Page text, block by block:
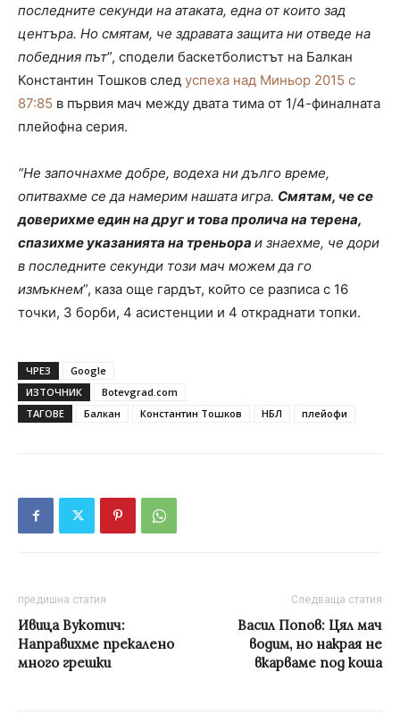
последните секунди на атаката, една от които зад
центъра. Но смятам, че здравата защита ни отведе на
победния път”, сподели баскетболистът на Балкан
Константин Тошков след успеха над Миньор 2015 с
87:85 в първия мач между двата тима от 1/4-финалната
плейофна серия.
“Не започнахме добре, водеха ни дълго време,
опитвахме се да намерим нашата игра. Смятам, че се
доверихме един на друг и това пролича на терена,
спазихме указанията на треньора и знаехме, че дори
в последните секунди този мач можем да го
измъкнем”, каза още гардът, който се разписа с 16
точки, 3 борби, 4 асистенции и 4 откраднати топки.
ЧРЕЗ
Google
ИЗТОЧНИК
Botevgrad.com
ТАГОВЕ
Балкан Константин Тошков НБЛ плейофи
предишна статия
Ивица Вукотич:
Направихме прекалено
много грешки
Следваща статия
Васил Попов: Цял мач
водим, но накрая не
вкарваме под коша